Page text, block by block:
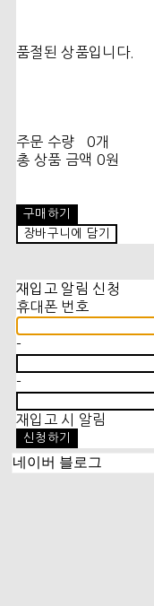
품절된 상품입니다.
주문 수량
0개
총 상품 금액 0원
구매하기
장바구니에 담기
재입고 알림 신청
휴대폰 번호
-
-
재입고 시 알림
신청하기
네이버 블로그